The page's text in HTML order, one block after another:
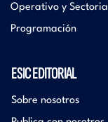
Operativo y Sectorial
Programación
ESIC EDITORIAL
Sobre nosotros